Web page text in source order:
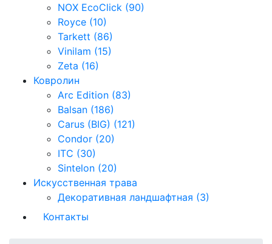
NOX EcoClick (90)
Royce (10)
Tarkett (86)
Vinilam (15)
Zeta (16)
Ковролин
Arc Edition (83)
Balsan (186)
Carus (BIG) (121)
Condor (20)
ITC (30)
Sintelon (20)
Искусственная трава
Декоративная ландшафтная (3)
Контакты